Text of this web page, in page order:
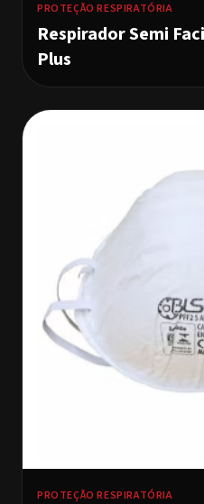
PROTEÇÃO RESPIRATÓRIA
Respirador Semi
Plus
PROTEÇÃO RESPIRATÓRIA